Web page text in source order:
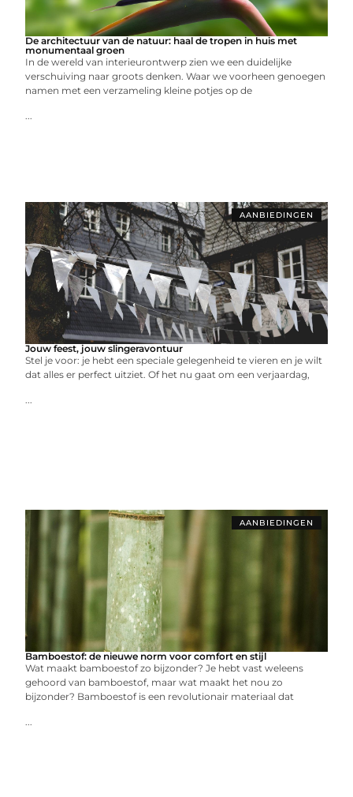
De architectuur van de natuur: haal de tropen in huis met
monumentaal groen
In de wereld van interieurontwerp zien we een duidelijke
verschuiving naar groots denken. Waar we voorheen genoegen
namen met een verzameling kleine potjes op de
...
AANBIEDINGEN
Jouw feest, jouw slingeravontuur
Stel je voor: je hebt een speciale gelegenheid te vieren en je wilt
dat alles er perfect uitziet. Of het nu gaat om een verjaardag,
...
AANBIEDINGEN
Bamboestof: de nieuwe norm voor comfort en stijl
Wat maakt bamboestof zo bijzonder? Je hebt vast weleens
gehoord van bamboestof, maar wat maakt het nou zo
bijzonder? Bamboestof is een revolutionair materiaal dat
...